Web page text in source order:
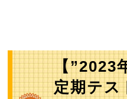
【”2023
定期テス